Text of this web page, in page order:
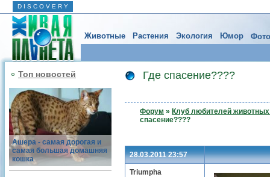
D I S C O V E R Y
Животные Растения Экология Юмор
Топ новостей
Ашера - самая дорогая и
самая большая домашняя
кошка
Где спасение????
Форум » Клуб любителей
спасение????
28.03.2011 23:57
Triumpha